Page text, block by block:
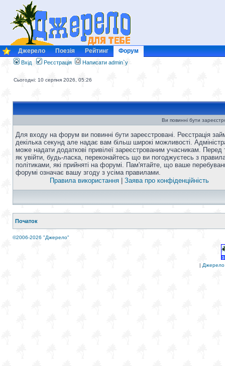
Джерело Поезія Рейтинг Форум
Вхід Реєстрація Написати admin`у
Сьогодні: 10 серпня 2026, 05:26
Ви повинні бути
Для входу на форум ви повинні бути зареєстровані. Реєстрація
декілька секунд але надає вам більш широкі можливості.
може надати додаткові привілеї зареєстрованим учасникам. Перед
як увійти, будь-ласка, переконайтесь що ви погоджуєтесь з
політиками, які прийняті на форумі. Пам'ятайте, що ваше
форумі означає вашу згоду з усіма правилами.
Правила використання
Заява про конфіденційність
Початок
©2006-2026 "Джерело"
| Джерело